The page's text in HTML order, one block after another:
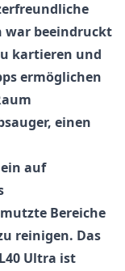
war beeindruckt
kartieren und
ermöglichen
einen
auf
Bereiche
reinigen. Das
Ultra ist